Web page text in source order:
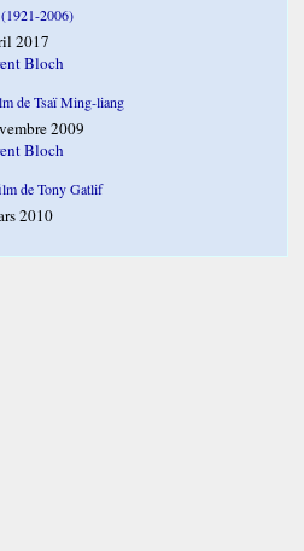
2006)
2017
Bloch
de Tsaï Ming-liang
2009
Bloch
de Tony Gatlif
2010